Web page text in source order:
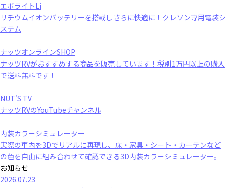
エボライトLi
リチウムイオンバッテリーを搭載しさらに快適に！クレソン専用電装シ
ステム
ナッツオンラインSHOP
ナッツRVがおすすめする商品を販売しています！税別1万円以上の購入
で送料無料です！
NUT'S TV
ナッツRVのYouTubeチャンネル
内装カラーシミュレーター
実際の車内を3Dでリアルに再現し、床・家具・シート・カーテンなど
の色を自由に組み合わせて確認できる3D内装カラーシミュレーター。
お知らせ
2026.07.23